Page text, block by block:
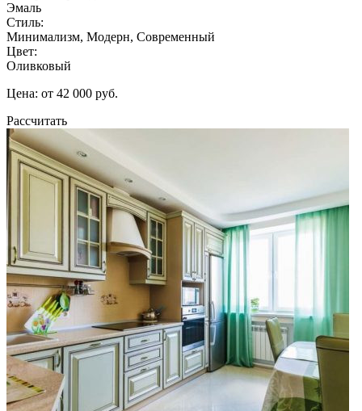
Эмаль
Стиль:
Минимализм, Модерн, Современный
Цвет:
Оливковый
Цена: от 42 000 руб.
Рассчитать